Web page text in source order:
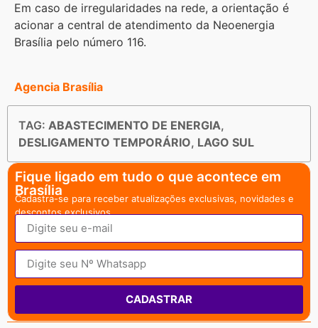
Em caso de irregularidades na rede, a orientação é
acionar a central de atendimento da Neoenergia
Brasília pelo número 116.
Agencia Brasília
TAG: ABASTECIMENTO DE ENERGIA,
DESLIGAMENTO TEMPORÁRIO, LAGO SUL
Fique ligado em tudo o que acontece em
Brasília
Cadastra-se para receber atualizações exclusivas, novidades e
descontos exclusivos.
CADASTRAR